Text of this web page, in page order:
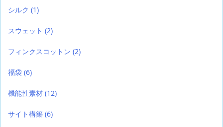
シルク (1)
スウェット (2)
フィンクスコットン (2)
福袋 (6)
機能性素材 (12)
サイト構築 (6)